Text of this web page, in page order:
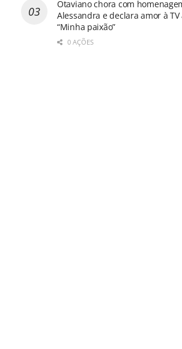
Otaviano chora com
Alessandra e declara amor à
“Minha paixão”
0 AÇÕES